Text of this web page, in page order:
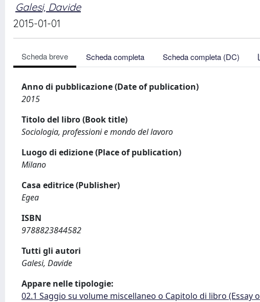
Galesi, Davide
2015-01-01
Scheda breve Scheda completa Scheda completa (DC)
Anno di pubblicazione (Date of publication)
2015
Titolo del libro (Book title)
Sociologia, professioni e mondo del lavoro
Luogo di edizione (Place of publication)
Milano
Casa editrice (Publisher)
Egea
ISBN
9788823844582
Tutti gli autori
Galesi, Davide
Appare nelle tipologie:
02.1 Saggio su volume miscellaneo o Capitolo di libro (Essay